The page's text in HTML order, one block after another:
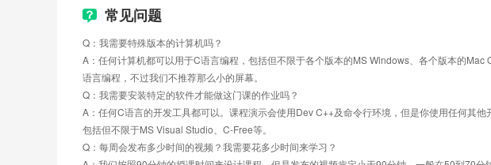
常见问题
Q：我需要特殊版本的计算机吗？
A：任何计算机都可以用于C语言编程，包括但不限于各个版本的MS Windows、各个版本的
语言编程，不过我们不推荐那么小的屏幕。
Q：我需要安装特定的软件才能做这门课的作业吗？
A：任何C语言的开发工具都可以。课程演示会使用Dev C++及命令行环境，但是你使用任何其
包括但不限于MS Visual Studio、C-Free等。
Q：每周会发布多少时间的视频？我需要花多少时间来学习？